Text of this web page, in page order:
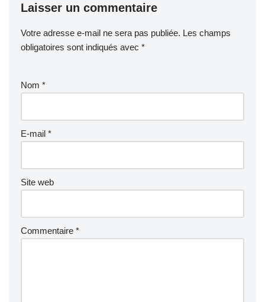
Laisser un commentaire
Votre adresse e-mail ne sera pas publiée. Les champs
obligatoires sont indiqués avec *
Nom *
E-mail *
Site web
Commentaire *